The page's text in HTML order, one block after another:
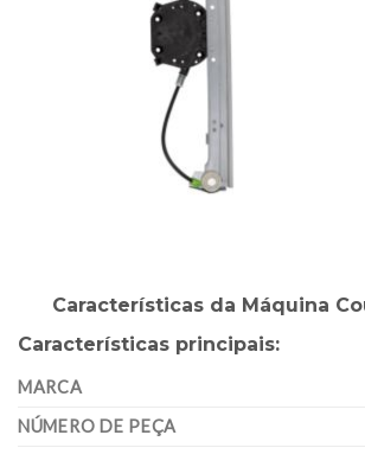
Características da Máquina
Características principais:
MARCA
NÚMERO DE PEÇA